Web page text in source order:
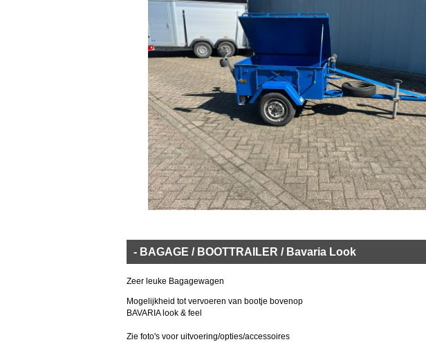
- BAGAGE / BOOTTRAILER / Bavaria Look
Zeer leuke Bagagewagen
Mogelijkheid tot vervoeren van bootje bovenop
BAVARIA look & feel
Zie foto's voor uitvoering/opties/accessoires